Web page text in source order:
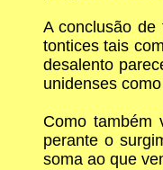
A conclusão
tontices tais
desalento
unidenses
Como também
perante o
soma ao que